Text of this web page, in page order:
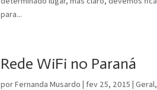
para...
Rede WiFi no Paraná
porFernanda Musardo | fev 25, 2015 |Geral